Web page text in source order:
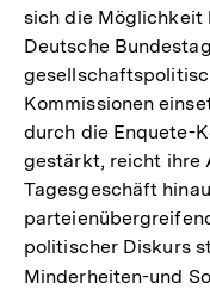
sich die Möglichkeit
Deutsche
Kommissionen
durch die Enquete-
gestärkt, reicht ihre
Tagesgeschäft
politischer Diskurs
Minderheiten-und